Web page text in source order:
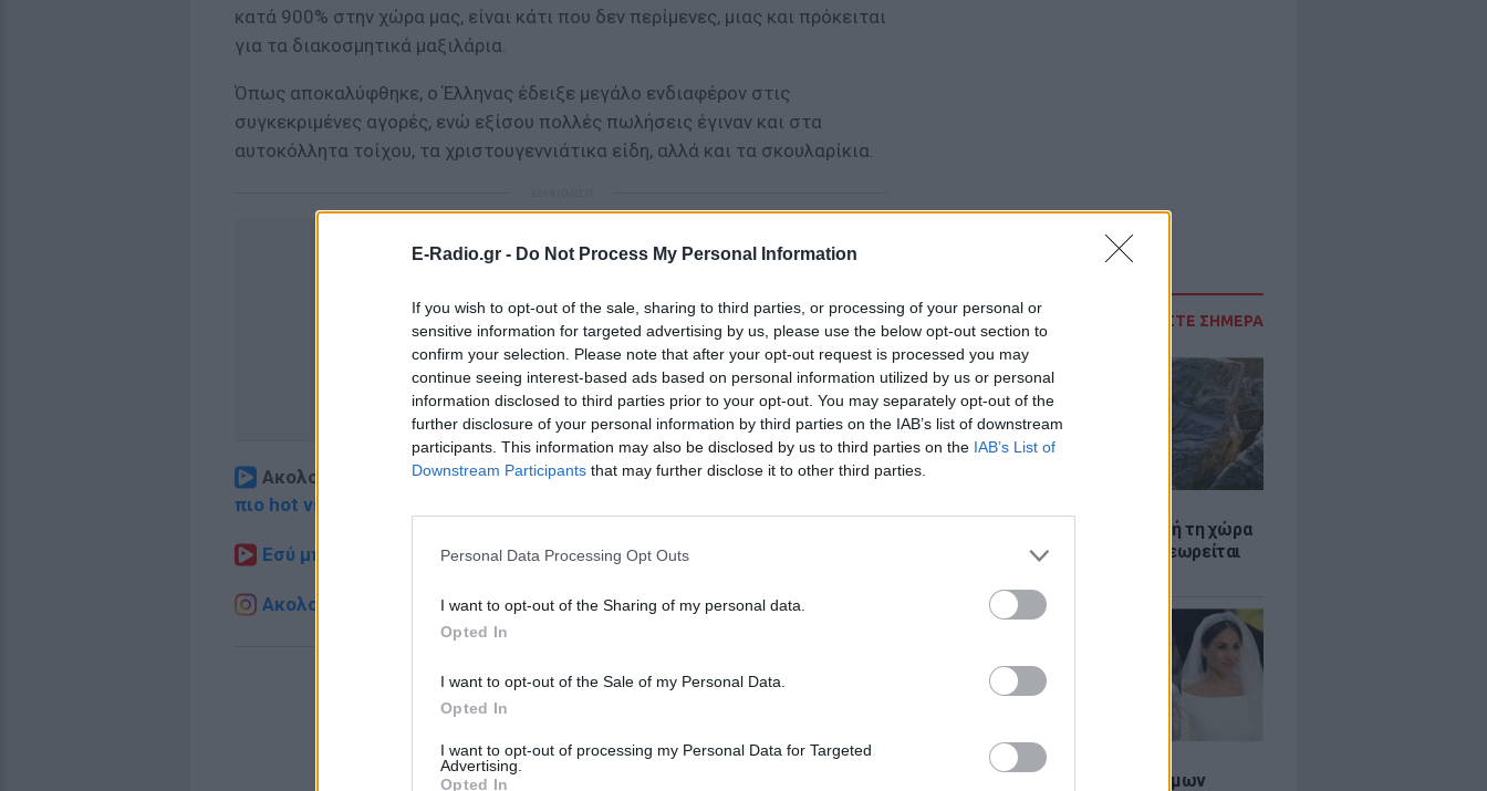
E-Radio.gr - Do Not Process My Personal Information
If you wish to opt-out of the sale, sharing to third parties, or processing of your personal or
sensitive information for targeted advertising by us, please use the below opt-out section to
confirm your selection. Please note that after your opt-out request is processed you may
continue seeing interest-based ads based on personal information utilized by us or personal
information disclosed to third parties prior to your opt-out. You may separately opt-out of the
further disclosure of your personal information by third parties on the IAB’s list of downstream
participants. This information may also be disclosed by us to third parties on the IAB’s List of
Downstream Participants that may further disclose it to other third parties.
Personal Data Processing Opt Outs
I want to opt-out of the Sharing of my personal data.
Opted In
I want to opt-out of the Sale of my Personal Data.
Opted In
I want to opt-out of processing my Personal Data for Targeted
Advertising.
Opted In
ΔΙΑΒΑΣΤΕ ΣΗΜΕΡΑ
Η παράξενη ελευθερία: Σε αυτή τη χώρα
της Ευρώπης, το γuμνό δεν θεωρείται
ΘΕΜΑΤΑ
Το μυστικό των βασιλικών γάμων
κατά 900% στην χώρα μας, είναι κάτι που δεν περίμενες, μιας και πρόκειται
για τα διακοσμητικά μαξιλάρια.
Όπως αποκαλύφθηκε, ο Έλληνας έδειξε μεγάλο ενδιαφέρον στις
συγκεκριμένες αγορές, ενώ εξίσου πολλές πωλήσεις έγιναν και στα
αυτοκόλλητα τοίχου, τα χριστουγεννιάτικα είδη, αλλά και τα σκουλαρίκια.
Ακολουθήστε το E-Radio.gr στοGoogle Newsκαι μάθετε πρώτοιτα
πιο hot νέα
Εσύ μπήκες στο E-Daily.gr; Τα νέα της ημέρας και ότι σου κάνει κλικ!
Ακολουθήστε το E-Radio.gr και στο Instagram